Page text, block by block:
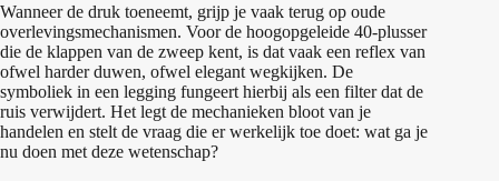
Wanneer de druk toeneemt, grijp je vaak terug op oude
overlevingsmechanismen. Voor de hoogopgeleide 40-plusser
die de klappen van de zweep kent, is dat vaak een reflex van
ofwel harder duwen, ofwel elegant wegkijken. De
symboliek in een legging fungeert hierbij als een filter dat de
ruis verwijdert. Het legt de mechanieken bloot van je
handelen en stelt de vraag die er werkelijk toe doet: wat ga je
nu doen met deze wetenschap?